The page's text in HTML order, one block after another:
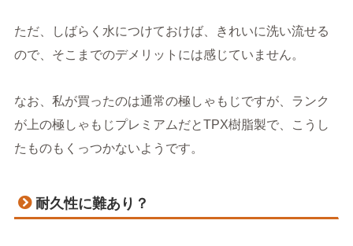
ただ、しばらく水につけておけば、きれいに洗い流せる
ので、そこまでのデメリットには感じていません。
なお、私が買ったのは通常の極しゃもじですが、ランク
が上の極しゃもじプレミアムだとTPX樹脂製で、こうし
たものもくっつかないようです。
耐久性に難あり？